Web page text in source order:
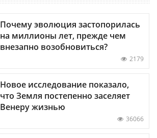
Почему эволюция застопорилась
на миллионы лет, прежде чем
внезапно возобновиться?
2179
Новое исследование показало,
что Земля постепенно заселяет
Венеру жизнью
36066